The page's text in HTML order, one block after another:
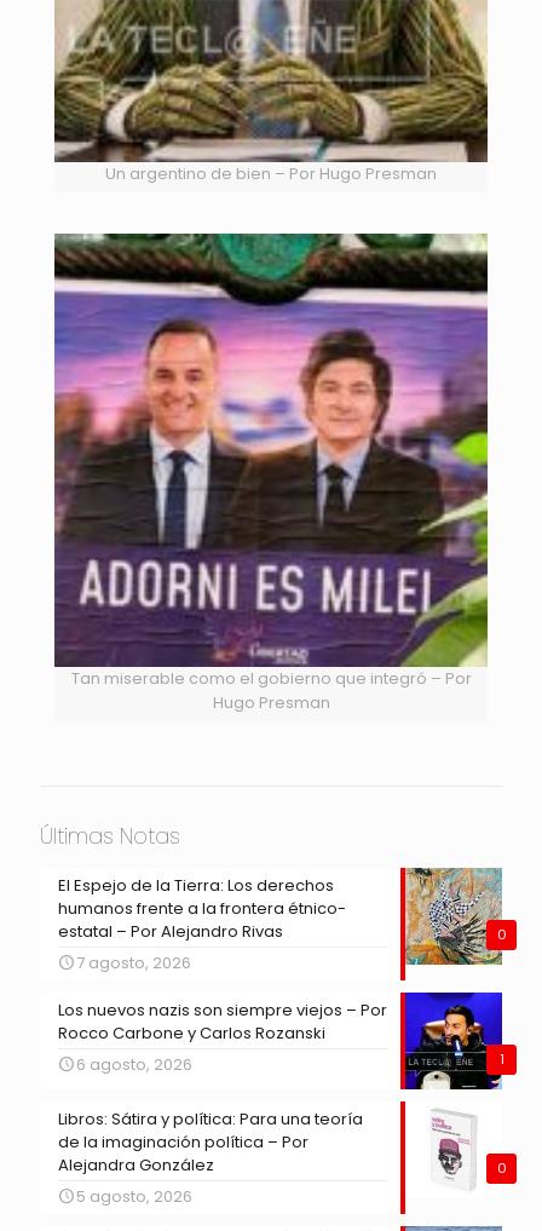
Un argentino de bien – Por Hugo Presman
Tan miserable como el gobierno que integró – Por
Hugo Presman
Últimas Notas
0
El Espejo de la Tierra: Los derechos
humanos frente a la frontera étnico-
estatal – Por Alejandro Rivas
7 agosto, 2026
1
Los nuevos nazis son siempre viejos – Por
Rocco Carbone y Carlos Rozanski
6 agosto, 2026
0
Libros: Sátira y política: Para una teoría
de la imaginación política – Por
Alejandra González
5 agosto, 2026